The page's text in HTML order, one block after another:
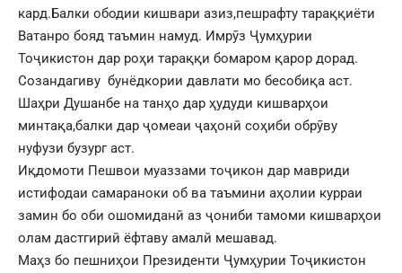
кард.Балки ободии кишвари азиз,пешрафту тараққиёти
Ватанро бояд таъмин намуд. Имрӯз Ҷумҳурии
Тоҷикистон дар роҳи тараққи бомаром қарор дорад.
Созандагиву бунёдкории давлати мо бесобиқа аст.
Шаҳри Душанбе на танҳо дар ҳудуди кишварҳои
минтақа,балки дар ҷомеаи ҷаҳонӣ соҳиби обрӯву
нуфузи бузург аст.
Иқдомоти Пешвои муаззами тоҷикон дар мавриди
истифодаи самараноки об ва таъмини аҳолии курраи
замин бо оби ошомиданӣ аз ҷониби тамоми кишварҳои
олам дастгириӣ ёфтаву амалӣ мешавад.
Маҳз бо пешниҳои Президенти Ҷумҳурии Тоҷикистон